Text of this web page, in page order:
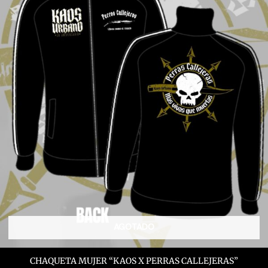
CHAQUETA MUJER “KAOS X PERRAS CALLEJERAS”
página
producto